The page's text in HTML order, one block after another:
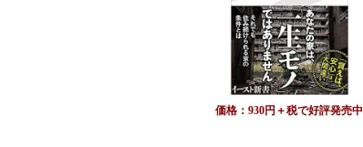
価格：930円＋税で好評発売中